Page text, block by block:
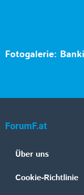
Fotogalerie:
ForumF.at
Über uns
Cookie-Richtlinie